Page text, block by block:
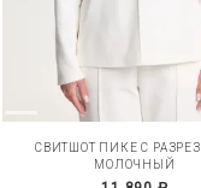
СВИТШОТ ПИКЕ С
МОЛОЧНЫЙ